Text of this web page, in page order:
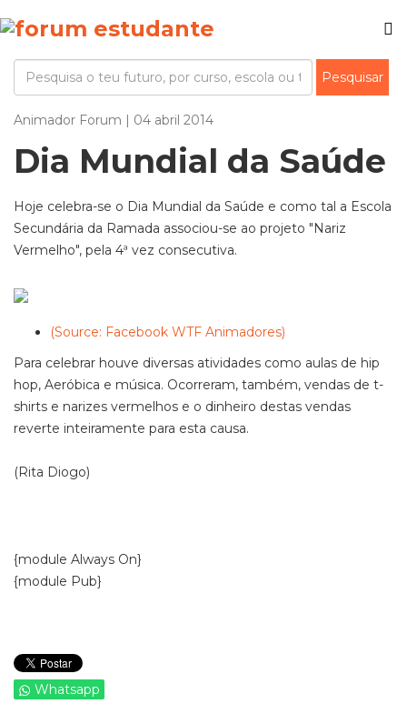
Animador Forum | 04 abril 2014
Dia Mundial da Saúde
Hoje celebra-se o Dia Mundial da Saúde e como tal a Escola
Secundária da Ramada associou-se ao projeto "Nariz
Vermelho", pela 4ª vez consecutiva.
(Source: Facebook WTF Animadores)
Para celebrar houve diversas atividades como aulas de hip
hop, Aeróbica e música. Ocorreram, também, vendas de t-
shirts e narizes vermelhos e o dinheiro destas vendas
reverte inteiramente para esta causa.
(Rita Diogo)
{module Always On}
{module Pub}
Whatsapp